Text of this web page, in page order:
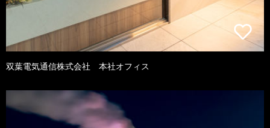
双葉電気通信株式会社 本社オフィス